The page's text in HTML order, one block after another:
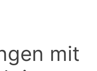
mit